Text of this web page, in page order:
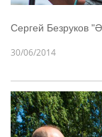
Сергей Безруков
30/06/2014